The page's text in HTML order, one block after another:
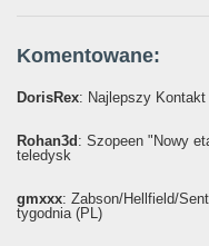
Komentowane:
DorisRex: Najlepszy Kontakt
Rohan3d : Szopeen "Nowy
teledysk
gmxxx: Żabson/Hellfield/
tygodnia (PL)